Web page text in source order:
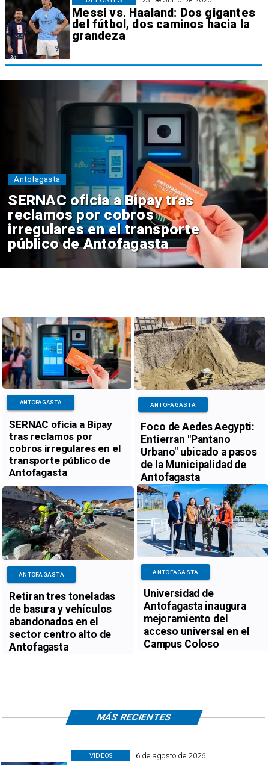
Messi vs. Haaland: Dos gigantes
del fútbol, dos caminos hacia la
grandeza
SERNAC oficia a Bipay tras
reclamos por cobros
irregulares en el transporte
público de Antofagasta
Antofagasta
SERNAC oficia a Bipay
tras reclamos por
cobros irregulares en el
transporte público de
Antofagasta
ANTOFAGASTA
Foco de Aedes Aegypti:
Entierran "Pantano
Urbano" ubicado a pasos
de la Municipalidad de
Antofagasta
ANTOFAGASTA
Retiran tres toneladas
de basura y vehículos
abandonados en el
sector centro alto de
Antofagasta
ANTOFAGASTA
Universidad de
Antofagasta inaugura
mejoramiento del
acceso universal en el
Campus Coloso
ANTOFAGASTA
6 de agosto de 2026
VIDEOS
MÁS RECIENTES